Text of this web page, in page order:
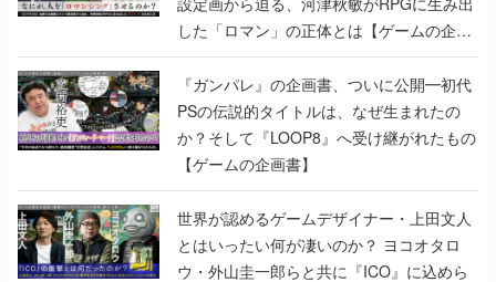
した「ロマン」の正体とは【ゲームの企画
書】
『ガンパレ』の企画書、ついに公開━初代
PSの伝説的タイトルは、なぜ生まれたの
か？そして『LOOP8』へ受け継がれたもの
【ゲームの企画書】
世界が認めるゲームデザイナー・上田文人
とはいったい何が凄いのか？ ヨコオタロ
ウ・外山圭一郎らと共に『ICO』に込めら